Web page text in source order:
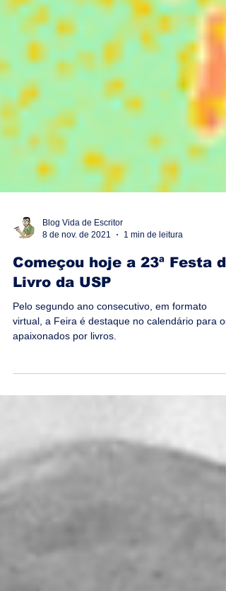
8 de nov. de 2021
1 min de leitura
Começou hoje a 23ª Festa
Livro da USP
Pelo segundo ano consecutivo, em formato